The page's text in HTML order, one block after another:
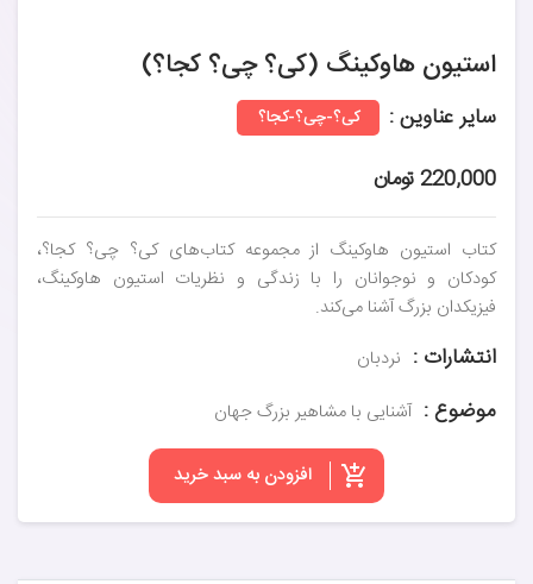
استیون هاوکینگ (کی؟ چی؟ کجا؟)
سایر عناوین : کی؟-چی؟-کجا؟
220,000 تومان
کتاب استیون هاوکینگ از مجموعه کتاب‌های کی؟ چی؟ کجا؟،
کودکان و نوجوانان را با زندگی و نظریات استیون هاوکینگ،
فیزیکدان بزرگ آشنا می‌کند.
انتشارات : نردبان
موضوع : آشنایی با مشاهیر بزرگ جهان
افزودن به سبد خرید